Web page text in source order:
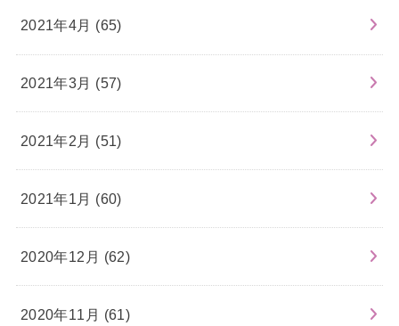
2021年4月 (65)
2021年3月 (57)
2021年2月 (51)
2021年1月 (60)
2020年12月 (62)
2020年11月 (61)